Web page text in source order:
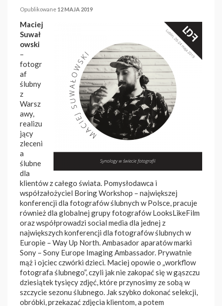
Opublikowane 12 MAJA 2019
Maciej
Suwał
owski
–
fotogr
af
ślubny
z
Warsz
awy,
realizu
jący
zleceni
a
ślubne
dla
klientów z całego świata. Pomysłodawca i
współzałożyciel Boring Workshop – największej
konferencji dla fotografów ślubnych w Polsce, pracuje
również dla globalnej grupy fotografów LooksLikeFilm
oraz współprowadzi social media dla jednej z
największych konferencji dla fotografów ślubnych w
Europie – Way Up North. Ambasador aparatów marki
Sony – Sony Europe Imaging Ambassador. Prywatnie
mąż i ojciec czwórki dzieci. Maciej opowie o „workflow
fotografa ślubnego”, czyli jak nie zakopać się w gąszczu
dziesiątek tysięcy zdjęć, które przynosimy ze sobą w
szczycie sezonu ślubnego. Jak szybko dokonać selekcji,
obróbki, przekazać zdjęcia klientom, a potem